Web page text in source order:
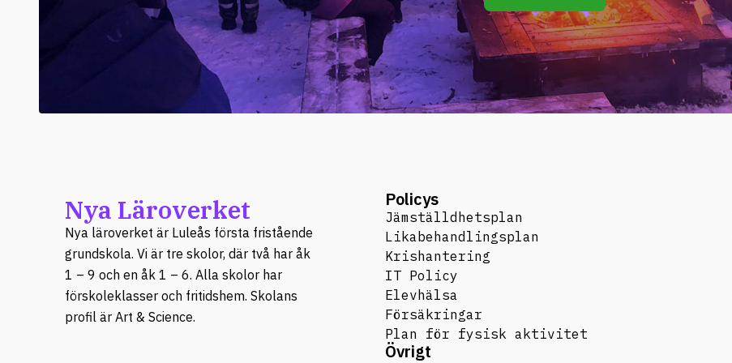
Nya Läroverket
Nya läroverket är Luleås första fristående
grundskola. Vi är tre skolor, där två har åk
1 – 9 och en åk 1 – 6. Alla skolor har
förskoleklasser och fritidshem. Skolans
profil är Art & Science.
Policys
Jämställdhetsplan
Likabehandlingsplan
Krishantering
IT Policy
Elevhälsa
Försäkringar
Plan för fysisk aktivitet
Övrigt